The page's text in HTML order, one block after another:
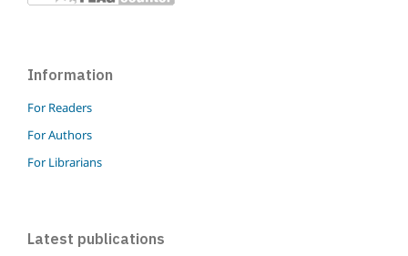
Information
For Readers
For Authors
For Librarians
Latest publications